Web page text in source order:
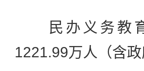
民办义务教育
1221.99万人（含